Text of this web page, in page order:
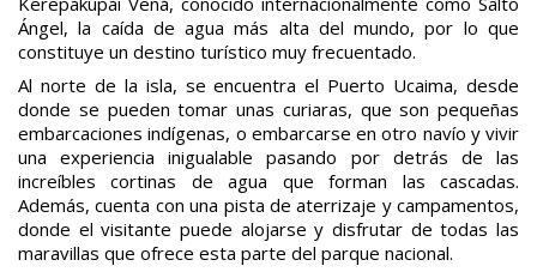
Ángel, la caída de agua más alta del mundo, por lo que
constituye un destino turístico muy frecuentado.
Al norte de la isla, se encuentra el Puerto Ucaima, desde
donde se pueden tomar unas curiaras, que son pequeñas
embarcaciones indígenas, o embarcarse en otro navío y vivir
una experiencia inigualable pasando por detrás de las
increíbles cortinas de agua que forman las cascadas.
Además, cuenta con una pista de aterrizaje y campamentos,
donde el visitante puede alojarse y disfrutar de todas las
maravillas que ofrece esta parte del parque nacional.